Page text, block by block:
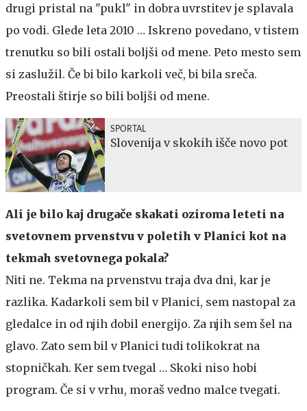
drugi pristal na "pukl" in dobra uvrstitev je splavala
po vodi. Glede leta 2010 … Iskreno povedano, v tistem
trenutku so bili ostali boljši od mene. Peto mesto sem
si zaslužil. Če bi bilo karkoli več, bi bila sreča.
Preostali štirje so bili boljši od mene.
SPORTAL
Slovenija v skokih išče novo pot
Ali je bilo kaj drugače skakati oziroma leteti na
svetovnem prvenstvu v poletih v Planici kot na
tekmah svetovnega pokala?
Niti ne. Tekma na prvenstvu traja dva dni, kar je
razlika. Kadarkoli sem bil v Planici, sem nastopal za
gledalce in od njih dobil energijo. Za njih sem šel na
glavo. Zato sem bil v Planici tudi tolikokrat na
stopničkah. Ker sem tvegal … Skoki niso hobi
program. Če si v vrhu, moraš vedno malce tvegati.